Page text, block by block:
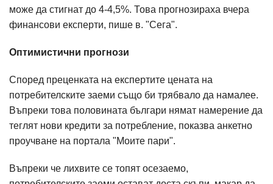
може да стигнат до 4-4,5%. Това прогнозираха вчера
финансови експерти, пише в. "Сега".
Оптимистични прогнози
Според преценката на експертите цената на
потребителските заеми също би трябвало да намалее.
Въпреки това половината българи нямат намерение да
теглят нови кредити за потребление, показва анкетно
проучване на портала "Моите пари".
Въпреки че лихвите се топят осезаемо,